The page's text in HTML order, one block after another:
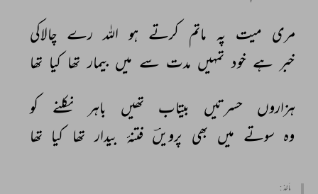
مری میت پہ ماتم کرتے ہو اللہ رے چالاکی
خبر ہے خود تمہیں مدت سے میں بیمار تھا کیا تھا
ہزاروں
حسرتیں بیتاب تھیں باہر نکلنے
کو
وہ سوتے میں بھی پرویںؔ فتنۂ بیدار تھا کیا تھا
مأخذ :